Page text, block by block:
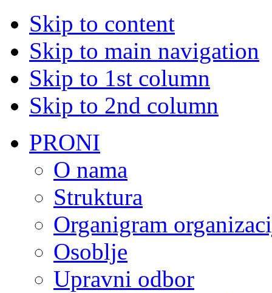
Skip to content
Skip to main navigation
Skip to 1st column
Skip to 2nd column
PRONI
O nama
Struktura
Organigram
Osoblje
Upravni odbor